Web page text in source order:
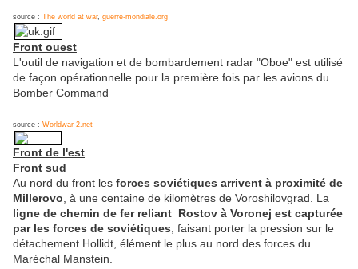
source : The world at war, guerre-mondiale.org
Front ouest
L'outil de navigation et de bombardement radar "Oboe" est utilisé
de façon opérationnelle pour la première fois par les avions du
Bomber Command
source : Worldwar-2.net
Front de l'est
Front sud
Au nord du front les forces soviétiques arrivent à proximité de
Millerovo, à une centaine de kilomètres de Voroshilovgrad. La
ligne de chemin de fer reliant Rostov à Voronej est capturée
par les forces de soviétiques, faisant porter la pression sur le
détachement Hollidt, élément le plus au nord des forces du
Maréchal Manstein.